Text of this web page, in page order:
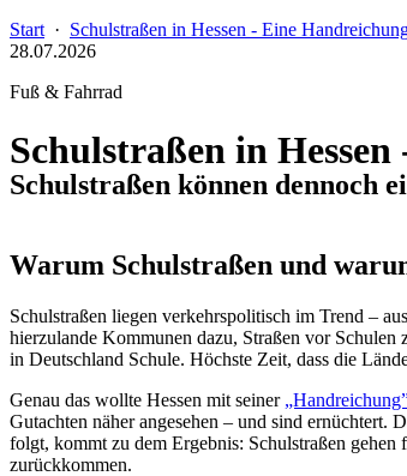
Start · Schulstraßen in Hessen - Eine
28.07.2026
Fuß & Fahrrad
Schulstraßen in
Schulstraßen können dennoch
Warum Schulstraßen und
Schulstraßen liegen verkehrspolitisch im Trend –
hierzulande Kommunen dazu, Straßen vor
in Deutschland Schule. Höchste Zeit, dass die
Genau das wollte Hessen mit seiner
Gutachten näher angesehen – und sind
folgt, kommt zu dem Ergebnis: Schulstraßen
zurückkommen.